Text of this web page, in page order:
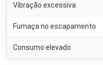
Vibração excessiva
Fumaça no escapamento
Consumo elevado